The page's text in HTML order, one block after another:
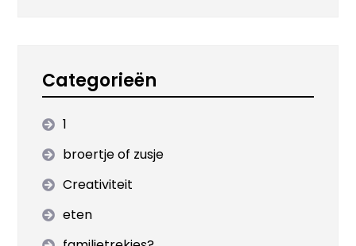
Categorieën
1
broertje of zusje
Creativiteit
eten